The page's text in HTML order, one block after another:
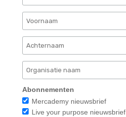
Abonnementen
Mercademy nieuwsbrief
Live your purpose nieuwsbrief